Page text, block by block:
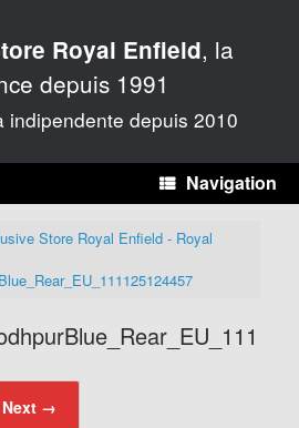
Royal Enfield, la
depuis 1991
indipendente depuis 2010
Navigation
Store Royal Enfield - Royal
Next →